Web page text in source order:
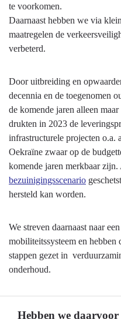
te voorkomen.
Daarnaast hebben we via
maatregelen de
verbeterd.
Door uitbreiding en
decennia en de toegenomen
de komende jaren alleen
drukten in 2023 de
infrastructurele projecten o.a.
Oekraïne zwaar op de
komende jaren merkbaar zijn.
bezuinigingsscenario
hersteld kan worden.
We streven daarnaast naar
mobiliteitssysteem en hebben
stappen gezet in
onderhoud.
Hebben we